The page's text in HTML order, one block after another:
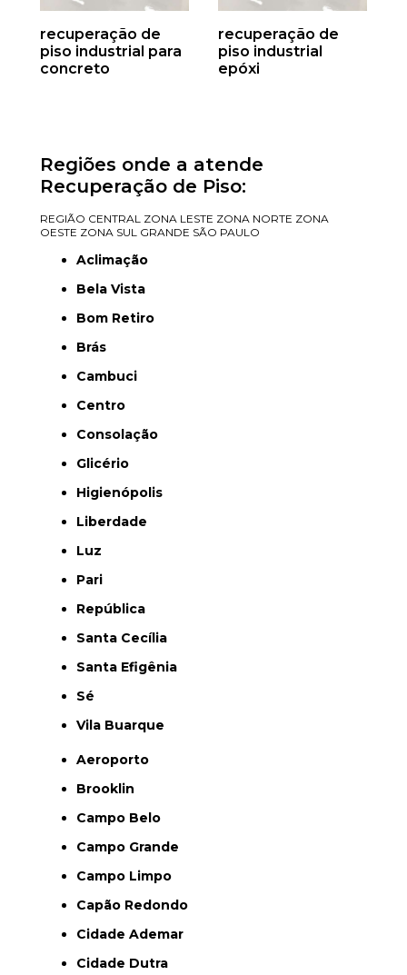
recuperação de
piso industrial para
concreto
recuperação de
piso industrial
epóxi
Regiões onde a atende
Recuperação de Piso:
REGIÃO CENTRAL ZONA LESTE ZONA NORTE ZONA
OESTE ZONA SUL GRANDE SÃO PAULO
Aclimação
Bela Vista
Bom Retiro
Brás
Cambuci
Centro
Consolação
Glicério
Higienópolis
Liberdade
Luz
Pari
República
Santa Cecília
Santa Efigênia
Sé
Vila Buarque
Aeroporto
Brooklin
Campo Belo
Campo Grande
Campo Limpo
Capão Redondo
Cidade Ademar
Cidade Dutra